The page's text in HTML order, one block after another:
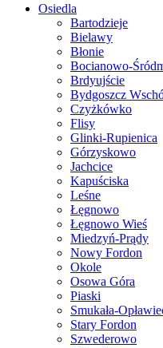
Osiedla
Bartodzieje
Bielawy
Błonie
Bocianowo-
Brdyujście
Bydgoszcz
Czyżkówko
Flisy
Glinki-Rupienica
Górzyskowo
Jachcice
Kapuściska
Leśne
Łęgnowo
Łęgnowo Wieś
Miedzyń-Prądy
Nowy Fordon
Okole
Osowa Góra
Piaski
Smukała-
Stary Fordon
Szwederowo